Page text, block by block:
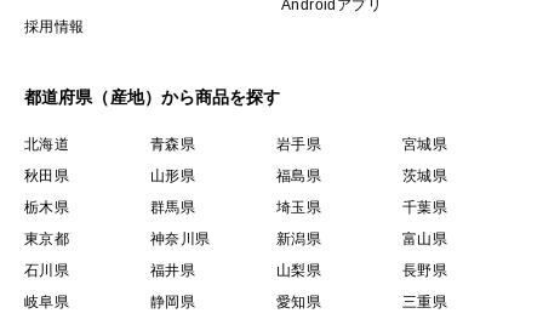
ルも供給してくれます。
わせております。それらを理解し適切に扱うことで、こ
のような驚くべき相互作用をもたらしてくれます。とて
も面白いですよね。
ほかにも、根を長く、葉を大きくする工夫などな
ど．．．
全てはメロンを美味しく美しくするため、
採用情報
Androidアプリ
都道府県（産地）から商品を探す
北海道 青森県 岩手県
宮城県
秋田県
山形県 福島県
茨城県
栃木県
群馬県 埼玉県
千葉県
東京都
神奈川県 新潟県
富山県
石川県
福井県 山梨県
長野県
岐阜県
静岡県 愛知県 三重県